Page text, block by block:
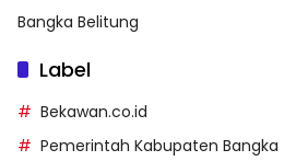
Bangka Belitung
Label
Bekawan.co.id
Pemerintah Kabupaten Bangka